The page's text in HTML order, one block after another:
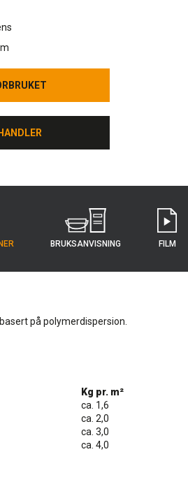
BRUKS­ANVISNING FILM
på polymerdispersion.
Kg pr. m²
ca. 1,6
ca. 2,0
ca. 3,0
ca. 4,0